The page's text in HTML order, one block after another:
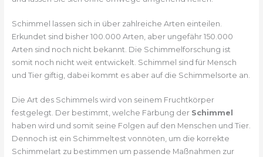
Schimmel lassen sich in über zahlreiche Arten einteilen.
Erkundet sind bisher 100.000 Arten, aber ungefähr 150.000
Arten sind noch nicht bekannt. Die Schimmelforschung ist
somit noch nicht weit entwickelt. Schimmel sind für Mensch
und Tier giftig, dabei kommt es aber auf die Schimmelsorte an.
Die Art des Schimmels wird von seinem Fruchtkörper
festgelegt. Der bestimmt, welche Färbung der Schimmel
haben wird und somit seine Folgen auf den Menschen und Tier.
Dennoch ist ein Schimmeltest vonnöten, um die korrekte
Schimmelart zu bestimmen um passende Maßnahmen zur